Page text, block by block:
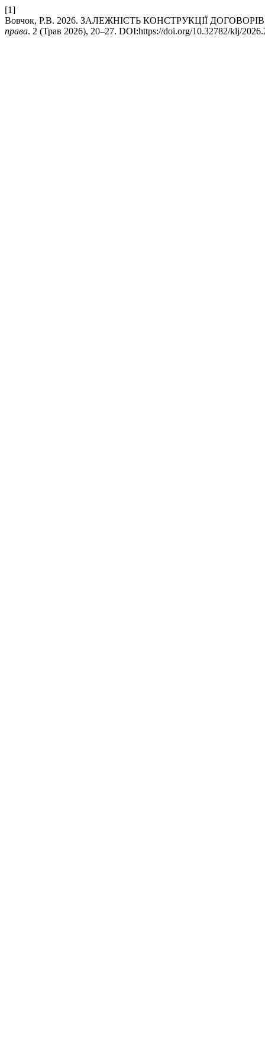
[1]
Вовчок, Р.В. 2026. ЗАЛЕЖНІСТЬ КОНСТРУКЦІЇ
права. 2 (Трав 2026), 20–27. DOI:https://doi.org/10.32782/klj/